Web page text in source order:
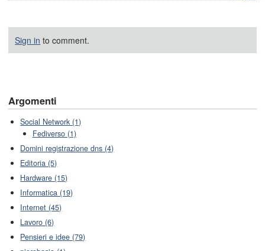
Sign in to comment.
Argomenti
Social Network (1)
Fediverso (1)
Domini registrazione dns (4)
Editoria (5)
Hardware (15)
Informatica (19)
Internet (45)
Lavoro (6)
Pensieri e idee (79)